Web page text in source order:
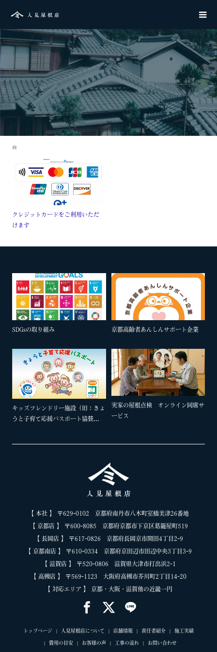
クレジットカードをご利用いただ
けます
SDGsの取り組み 京都高齢者あんしんサポート企業
キッズフレンドリー施設（旧：きょ
うと子育て応援パスポート協賛...
実家の屋根点検 オンライン同席サ
ービス
【 本社 】 〒629-0102 京都府南丹市八木町室橋美津26番地
【 京都店 】 〒600-8085 京都府京都市下京区葛籠屋町519
【 長岡店 】 〒617-0826 京都府長岡京市開田4丁目2-9
【 京都南店 】 〒610-0334 京都府京田辺市田辺中央3丁目3-9
【 滋賀店 】 〒520-0806 滋賀県大津市打出浜2-1
【 高槻店 】 〒569-1123 大阪府高槻市芥川町2丁目14-20
【 対応エリア 】 京都・大阪・滋賀他の近畿一円
トップページ 人見屋根店について 店舗情報 責任者紹介 施工実績
費用の目安 お客様の声 工事の流れ お問い合わせ